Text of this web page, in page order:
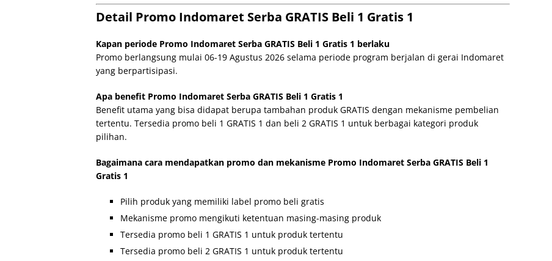
Detail Promo Indomaret Serba GRATIS Beli 1 Gratis 1
Kapan periode Promo Indomaret Serba GRATIS Beli 1 Gratis 1 berlaku
Promo berlangsung mulai 06-19 Agustus 2026 selama periode program berjalan di gerai Indomaret
yang berpartisipasi.
Apa benefit Promo Indomaret Serba GRATIS Beli 1 Gratis 1
Benefit utama yang bisa didapat berupa tambahan produk GRATIS dengan mekanisme pembelian
tertentu. Tersedia promo beli 1 GRATIS 1 dan beli 2 GRATIS 1 untuk berbagai kategori produk
pilihan.
Bagaimana cara mendapatkan promo dan mekanisme Promo Indomaret Serba GRATIS Beli 1
Gratis 1
Pilih produk yang memiliki label promo beli gratis
Mekanisme promo mengikuti ketentuan masing-masing produk
Tersedia promo beli 1 GRATIS 1 untuk produk tertentu
Tersedia promo beli 2 GRATIS 1 untuk produk tertentu